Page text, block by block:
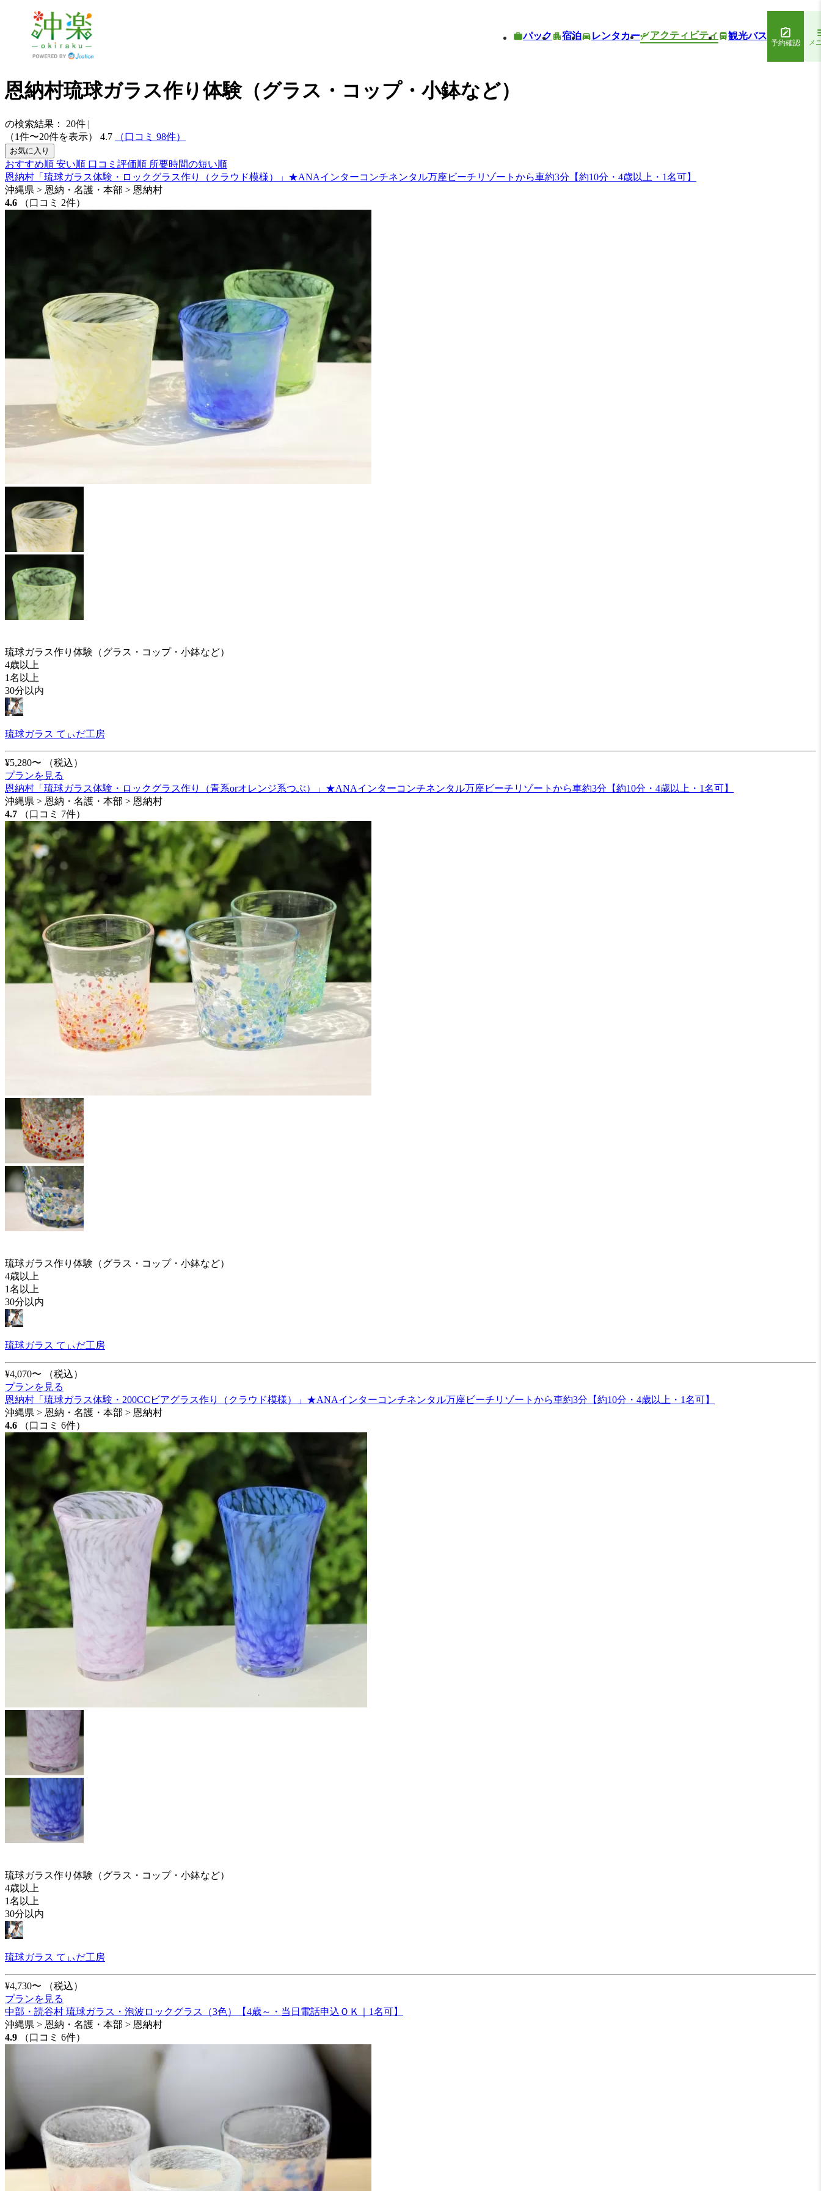
パック 宿泊 レンタカー アクティビティ 観光バス
予約確認 メ
恩納村琉球ガラス作り体験（グラス・コップ・小鉢など）
の検索結果： 20件 |
（1件〜20件を表示）
4.7 （口コミ 98件）
お気に入り
おすすめ順 安い順 口コミ評価順 所要時間の短い順
恩納村「琉球ガラス体験・ロックグラス作り（クラウド模様）」★ANAインターコンチネンタル万座ビーチリゾートから車約3分【約10分・4歳以上・1名可】
沖縄県 > 恩納・名護・本部 > 恩納村
4.6
（口コミ 2件）
琉球ガラス作り体験（グラス・コップ・小鉢など）
4歳以上
1名以上
30分以内
琉球ガラス てぃだ工房
¥5,280〜
（税込）
プランを見る
恩納村「琉球ガラス体験・ロックグラス作り（青系orオレンジ系つぶ）」★ANAインターコンチネンタル万座ビーチリゾートから車約3分【約10分・4歳以上・1名可】
沖縄県 > 恩納・名護・本部 > 恩納村
4.7
（口コミ 7件）
琉球ガラス作り体験（グラス・コップ・小鉢など）
4歳以上
1名以上
30分以内
琉球ガラス てぃだ工房
¥4,070〜
（税込）
プランを見る
恩納村「琉球ガラス体験・200CCビアグラス作り（クラウド模様）」★ANAインターコンチネンタル万座ビーチリゾートから車約3分【約10分・4歳以上・1名可】
沖縄県 > 恩納・名護・本部 > 恩納村
4.6
（口コミ 6件）
琉球ガラス作り体験（グラス・コップ・小鉢など）
4歳以上
1名以上
30分以内
琉球ガラス てぃだ工房
¥4,730〜
（税込）
プランを見る
中部・読谷村 琉球ガラス・泡波ロックグラス（3色）【4歳～・当日電話申込ＯＫ｜1名可】
沖縄県 > 恩納・名護・本部 > 恩納村
4.9
（口コミ 6件）